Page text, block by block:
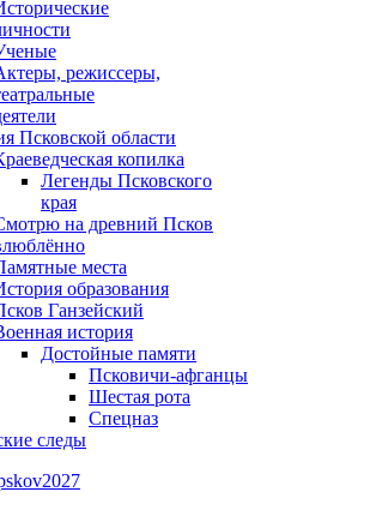
режиссеры,
Псковской области
копилка
Легенды Псковского
края
на древний Псков
места
образования
Ганзейский
история
Достойные памяти
Псковичи-афганцы
Шестая рота
Спецназ
следы